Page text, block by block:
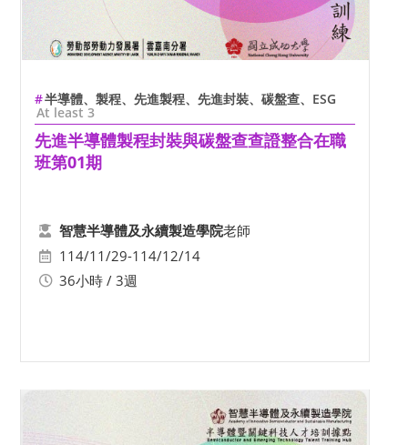
半導體、製程、先進製程、先進封裝、碳盤查、ESG
At least 3
先進半導體製程封裝與碳盤查查證整合在職
班第01期
智慧半導體及永續製造學院老師
114/11/29-114/12/14
36小時 / 3週